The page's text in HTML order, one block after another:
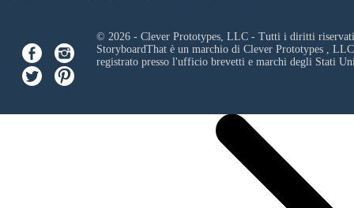
© 2026 - Clever Prototypes, LLC - Tutti i diritti
StoryboardThat è un marchio di Clever Prototypes , LLC
registrato presso l'ufficio brevetti e marchi degli Stati